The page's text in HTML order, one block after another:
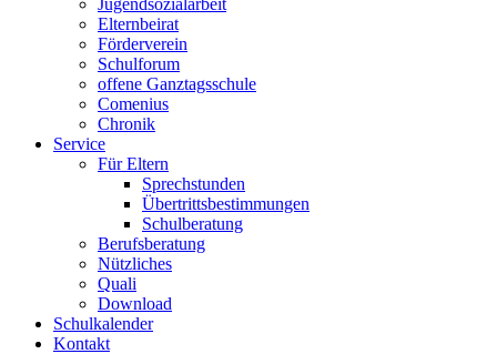
Elternbeirat
Förderverein
Schulforum
offene Ganztagsschule
Comenius
Chronik
Service
Für Eltern
Sprechstunden
Übertrittsbestimmungen
Schulberatung
Berufsberatung
Nützliches
Quali
Download
Schulkalender
Kontakt